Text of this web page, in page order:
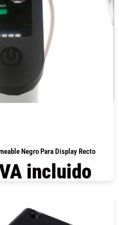
Negro Para Display Recto
incluido